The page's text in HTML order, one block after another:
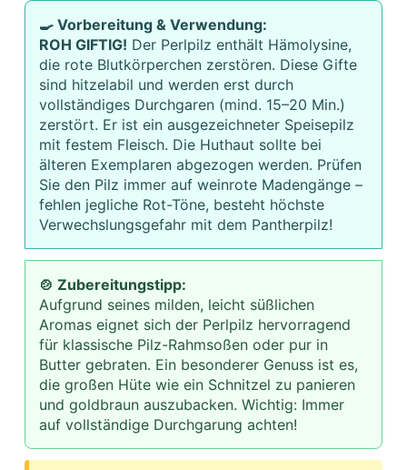
🍳 Vorbereitung & Verwendung:
ROH GIFTIG! Der Perlpilz enthält Hämolysine,
die rote Blutkörperchen zerstören. Diese Gifte
sind hitzelabil und werden erst durch
vollständiges Durchgaren (mind. 15–20 Min.)
zerstört. Er ist ein ausgezeichneter Speisepilz
mit festem Fleisch. Die Huthaut sollte bei
älteren Exemplaren abgezogen werden. Prüfen
Sie den Pilz immer auf weinrote Madengänge –
fehlen jegliche Rot-Töne, besteht höchste
Verwechslungsgefahr mit dem Pantherpilz!
🍲 Zubereitungstipp:
Aufgrund seines milden, leicht süßlichen
Aromas eignet sich der Perlpilz hervorragend
für klassische Pilz-Rahmsoßen oder pur in
Butter gebraten. Ein besonderer Genuss ist es,
die großen Hüte wie ein Schnitzel zu panieren
und goldbraun auszubacken. Wichtig: Immer
auf vollständige Durchgarung achten!